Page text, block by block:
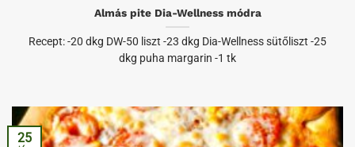
Almás pite Dia-Wellness módra
Recept: -20 dkg DW-50 liszt -23 dkg Dia-Wellness sütőliszt -25
dkg puha margarin -1 tk
25